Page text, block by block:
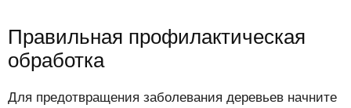
Правильная профилактическая
обработка
Для предотвращения заболевания деревьев начните